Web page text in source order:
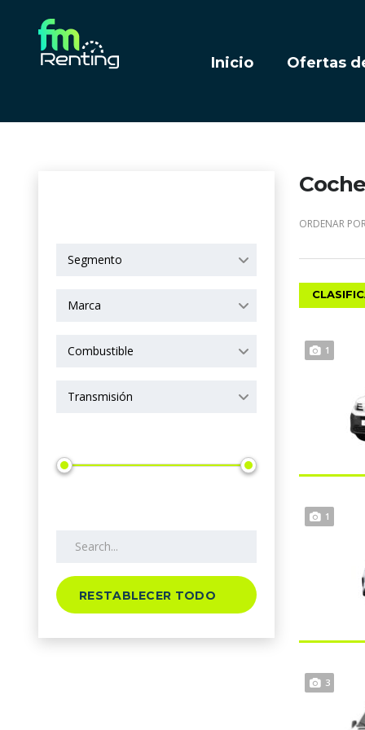
Inicio Ofertas
Segmento
Marca
Combustible
Transmisión
RESTABLECER TODO
ORDENAR
1
1
3